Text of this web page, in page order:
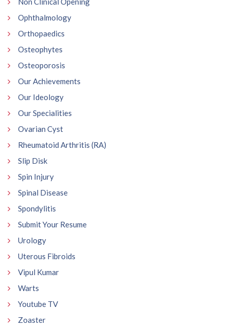
Ophthalmology
Orthopaedics
Osteophytes
Osteoporosis
Our Achievements
Our Ideology
Our Specialities
Ovarian Cyst
Rheumatoid Arthritis (RA)
Slip Disk
Spin Injury
Spinal Disease
Spondylitis
Submit Your Resume
Urology
Uterous Fibroids
Vipul Kumar
Warts
Youtube TV
Zoaster